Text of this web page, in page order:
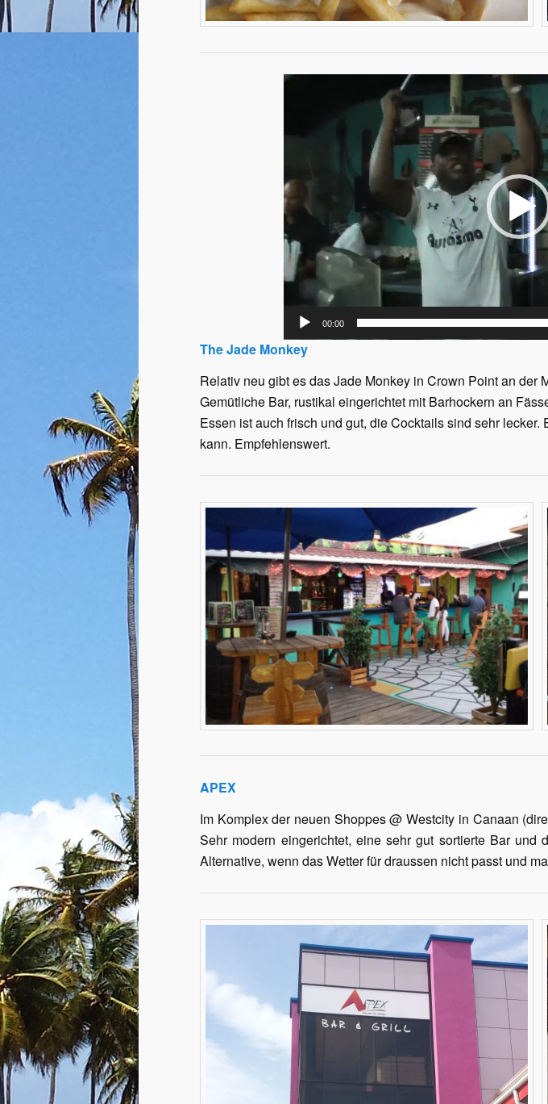
Video-
00:00
The Jade Monkey
Relativ neu gibt es das Jade Monkey in Crown Point an
Gemütliche Bar, rustikal eingerichtet mit Barhockern an
Essen ist auch frisch und gut, die Cocktails sind sehr
kann. Empfehlenswert.
APEX
Im Komplex der neuen Shoppes @ Westcity in Canaan
Sehr modern eingerichtet, eine sehr gut sortierte Bar
Alternative, wenn das Wetter für draussen nicht passt und